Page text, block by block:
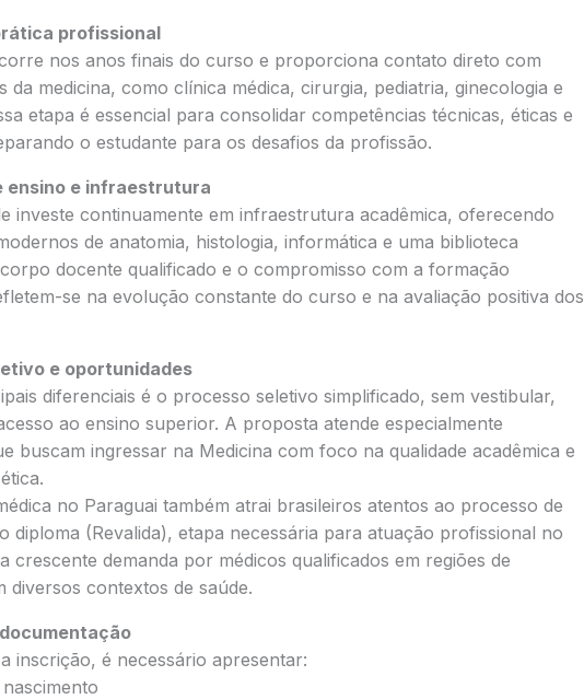
profissional
nos anos finais do curso e proporciona contato direto com
da medicina, como clínica médica, cirurgia, pediatria, ginecologia e
etapa é essencial para consolidar competências técnicas, éticas e
o estudante para os desafios da profissão.
ensino e infraestrutura
investe continuamente em infraestrutura acadêmica, oferecendo
de anatomia, histologia, informática e uma biblioteca
docente qualificado e o compromisso com a formação
se na evolução constante do curso e na avaliação positiva dos
e oportunidades
diferenciais é o processo seletivo simplificado, sem vestibular,
ao ensino superior. A proposta atende especialmente
buscam ingressar na Medicina com foco na qualidade acadêmica e
no Paraguai também atrai brasileiros atentos ao processo de
diploma (Revalida), etapa necessária para atuação profissional no
crescente demanda por médicos qualificados em regiões de
diversos contextos de saúde.
inscrição, é necessário apresentar: